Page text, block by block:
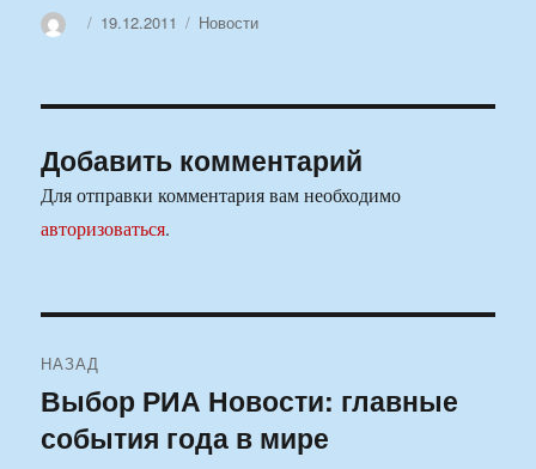
АвторОпубликовано
19.12.2011 Рубрики
Новости
Добавить комментарий
Для отправки комментария вам необходимо
авторизоваться.
по
записям
НАЗАД
Предыдущая
запись:
Выбор РИА Новости: главные
события года в мире